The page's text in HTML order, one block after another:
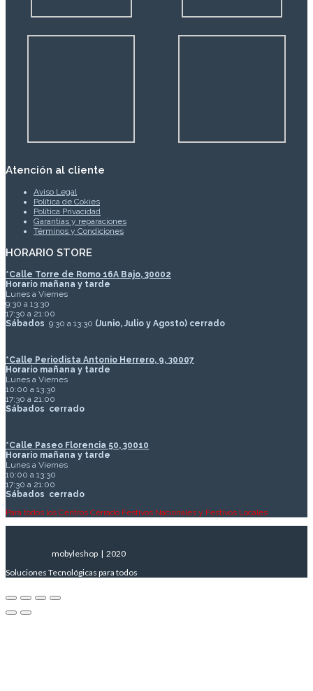
Atención al cliente
Aviso Legal
Política de Cokies
Política Privacidad
Garantías y reparaciones
Términos y Condiciones
HORARIO STORE
*Calle Torre de Romo 16A Bajo, 30002
Horario mañana y tarde
Lunes a Viernes
9:30 a 13:30
17:30 a 21:00
Sábados 9:30 a 13:30 (Junio, Julio y Agosto) cerrado
*Calle Periodista Antonio Herrero, 9, 30007
Horario mañana y tarde
Lunes a Viernes
10:00 a 13:30
17:30 a 21:00
Sábados cerrado
*Calle Paseo Florencia 50, 30010
Horario mañana y tarde
Lunes a Viernes
10:00 a 13:30
17:30 a 21:00
Sábados cerrado
Para todos los Centros Cerrado Festivos Nacionales y Festivos Locales
mobyleshop | 2020
Soluciones Tecnológicas para todos